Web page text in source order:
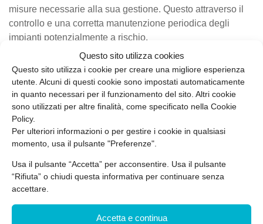
Questo sito utilizza cookies
Questo sito utilizza i cookie per creare una migliore esperienza
utente. Alcuni di questi cookie sono impostati automaticamente
in quanto necessari per il funzionamento del sito. Altri cookie
sono utilizzati per altre finalità, come specificato nella Cookie
Policy.
Per ulteriori informazioni o per gestire i cookie in qualsiasi
momento, usa il pulsante "Preferenze".
Usa il pulsante “Accetta” per acconsentire. Usa il pulsante
“Rifiuta” o chiudi questa informativa per continuare senza
accettare.
Accetta e continua
misure necessarie alla sua gestione. Questo attraverso il
controllo e una corretta manutenzione periodica degli
impianti potenzialmente a rischio.
sanificazionedegli impianti idraulici/sanitari e
degli impianti di condizionamento e di umidificazione
dell’aria rappresenta un aspetto fondamentale e parte del
processo digestione del rischio derivante dalla
legionellosi
specifici mirati all’eliminazione delle possibili fonti di
proliferazione dei batteri responsabili di questa malattia.
Vuoi valutare il rischio legionella nella tua
azienda?